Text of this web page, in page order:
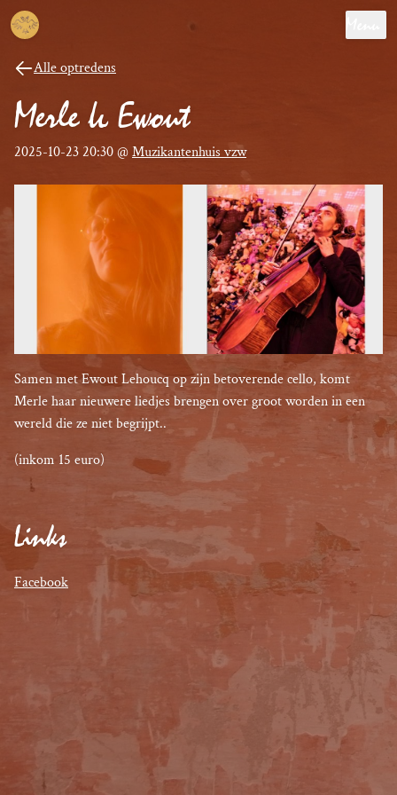
Alle optredens
Merle & Ewout
2025-10-23 20:30@Muzikantenhuis vzw
Samen met Ewout Lehoucq op zijn betoverende cello, komt
Merle haar nieuwere liedjes brengen over groot worden in een
wereld die ze niet begrijpt..
(inkom 15 euro)
Links
Facebook